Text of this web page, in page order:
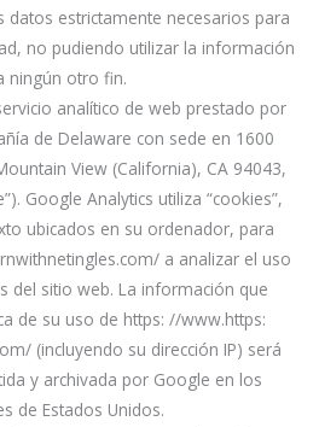
datos estrictamente necesarios para
no pudiendo utilizar la información
ningún otro fin.
analítico de web prestado por
de Delaware con sede en 1600
View (California), CA 94043,
Google Analytics utiliza “cookies”,
ubicados en su ordenador, para
a analizar el uso
del sitio web. La información que
de su uso de https: //www.https:
(incluyendo su dirección IP) será
y archivada por Google en los
de Estados Unidos.